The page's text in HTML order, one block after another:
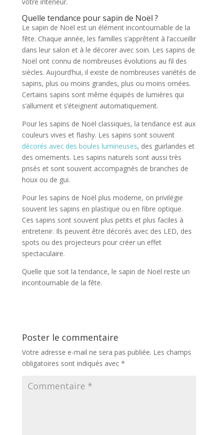
Quelle tendance poursapin de Noël ?
Le sapin de Noël est un élément incontournable de la
fête. Chaque année, les familles s’apprêtent à l’accueillir
dans leur salon et à le décorer avec soin. Les sapins de
Noël ont connu de nombreuses évolutions au fil des
siècles. Aujourd’hui, il existe de nombreuses variétés de
sapins, plus ou moins grandes, plus ou moins ornées.
Certains sapins sont même équipés de lumières qui
s’allument et s’éteignent automatiquement.
Pour les sapins de Noël classiques, la tendance est aux
couleurs vives et flashy. Les sapins sont souvent
décorés avec des boules lumineuses, des guirlandes et
des ornements. Les sapins naturels sont aussi très
prisés et sont souvent accompagnés de branches de
houx ou de gui.
Pour les sapins de Noël plus moderne, on privilégie
souvent les sapins en plastique ou en fibre optique.
Ces sapins sont souvent plus petits et plus faciles à
entretenir. Ils peuvent être décorés avec des LED, des
spots ou des projecteurs pour créer un effet
spectaculaire.
Quelle que soit la tendance, le sapin de Noël reste un
incontournable de la fête.
Poster le commentaire
Votre adresse e-mail ne sera pas publiée. Les champs
obligatoires sont indiqués avec *